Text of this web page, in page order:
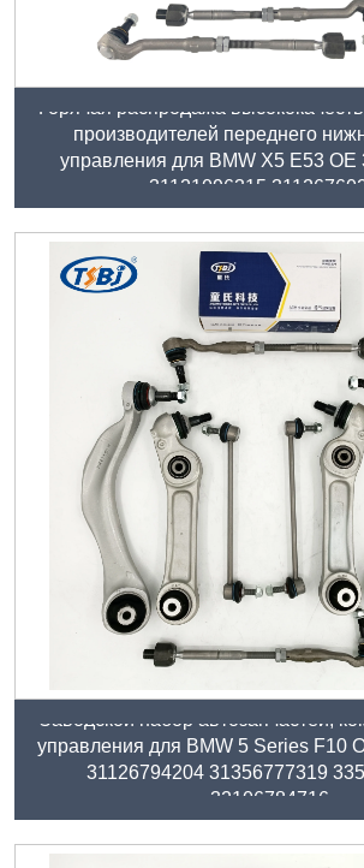
Горячая распродажа
производителей переднего
управления для BMW X5 E53 OE
31121096315
Заводской набор автозапчастей,
управления для BMW 5 Series F10
31126794204 31356777319
32106784716